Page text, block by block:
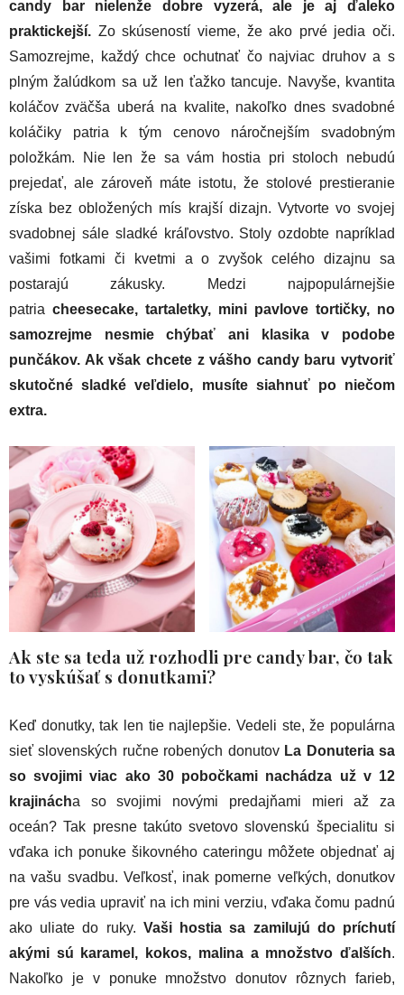
candy bar nielenže dobre vyzerá, ale je aj ďaleko
praktickejší. Zo skúseností vieme, že ako prvé jedia oči.
Samozrejme, každý chce ochutnať čo najviac druhov a s
plným žalúdkom sa už len ťažko tancuje. Navyše, kvantita
koláčov zväčša uberá na kvalite, nakoľko dnes svadobné
koláčiky patria k tým cenovo náročnejším svadobným
položkám. Nie len že sa vám hostia pri stoloch nebudú
prejedať, ale zároveň máte istotu, že stolové prestieranie
získa bez obložených mís krajší dizajn. Vytvorte vo svojej
svadobnej sále sladké kráľovstvo. Stoly ozdobte napríklad
vašimi fotkami či kvetmi a o zvyšok celého dizajnu sa
postarajú zákusky. Medzi najpopulárnejšie
patria cheesecake, tartaletky, mini pavlove tortičky, no
samozrejme nesmie chýbať ani klasika v podobe
punčákov. Ak však chcete z vášho candy baru vytvoriť
skutočné sladké veľdielo, musíte siahnuť po niečom
extra.
Ak ste sa teda už rozhodli pre candy bar, čo tak
to vyskúšať s donutkami?
Keď donutky, tak len tie najlepšie. Vedeli ste, že populárna
sieť slovenských ručne robených donutov La Donuteria sa
so svojimi viac ako 30 pobočkami nachádza už v 12
krajinácha so svojimi novými predajňami mieri až za
oceán? Tak presne takúto svetovo slovenskú špecialitu si
vďaka ich ponuke šikovného cateringu môžete objednať aj
na vašu svadbu. Veľkosť, inak pomerne veľkých, donutkov
pre vás vedia upraviť na ich mini verziu, vďaka čomu padnú
ako uliate do ruky. Vaši hostia sa zamilujú do príchutí
akými sú karamel, kokos, malina a množstvo ďalších.
Nakoľko je v ponuke množstvo donutov rôznych farieb,